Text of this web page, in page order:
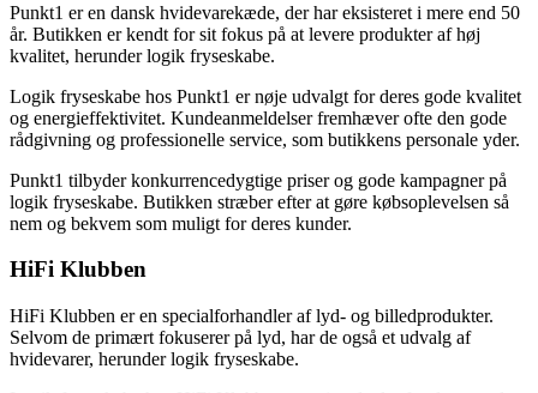
Punkt1 er en dansk hvidevarekæde, der har eksisteret i mere end 50
år. Butikken er kendt for sit fokus på at levere produkter af høj
kvalitet, herunder logik fryseskabe.
Logik fryseskabe hos Punkt1 er nøje udvalgt for deres gode kvalitet
og energieffektivitet. Kundeanmeldelser fremhæver ofte den gode
rådgivning og professionelle service, som butikkens personale yder.
Punkt1 tilbyder konkurrencedygtige priser og gode kampagner på
logik fryseskabe. Butikken stræber efter at gøre købsoplevelsen så
nem og bekvem som muligt for deres kunder.
HiFi Klubben
HiFi Klubben er en specialforhandler af lyd- og billedprodukter.
Selvom de primært fokuserer på lyd, har de også et udvalg af
hvidevarer, herunder logik fryseskabe.